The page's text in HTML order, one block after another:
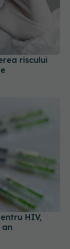
riscului
HIV,
an